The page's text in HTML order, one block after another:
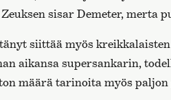
sisar Demeter, merta
siittää myös
aikansa supersankarin,
määrä tarinoita myös